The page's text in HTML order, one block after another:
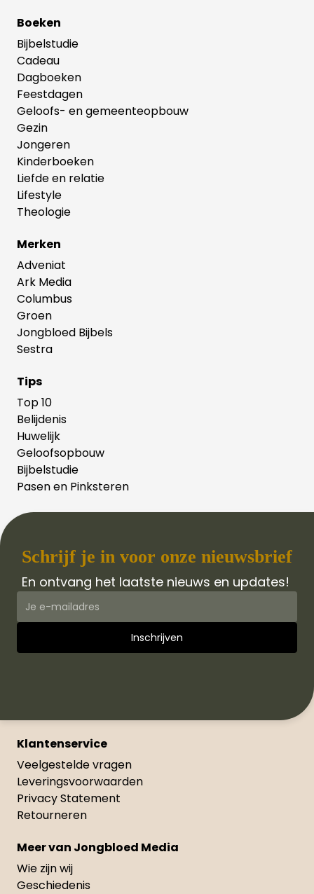
Boeken
Bijbelstudie
Cadeau
Dagboeken
Feestdagen
Geloofs- en gemeenteopbouw
Gezin
Jongeren
Kinderboeken
Liefde en relatie
Lifestyle
Theologie
Merken
Adveniat
Ark Media
Columbus
Groen
Jongbloed Bijbels
Sestra
Tips
Top 10
Belijdenis
Huwelijk
Geloofsopbouw
Bijbelstudie
Pasen en Pinksteren
Schrijf je in voor onze nieuwsbrief
En ontvang het laatste nieuws en updates!
Klantenservice
Veelgestelde vragen
Leveringsvoorwaarden
Privacy Statement
Retourneren
Meer van Jongbloed Media
Wie zijn wij
Geschiedenis